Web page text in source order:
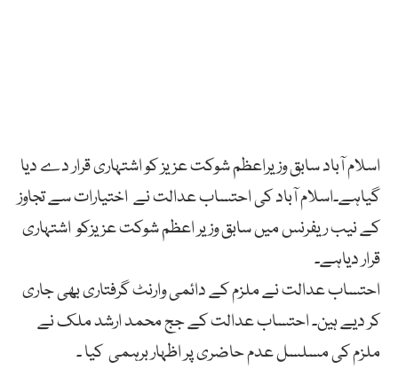
اسلام آباد سابق وزیراعظم شوکت عزیز کو اشتہاری قرار دے دیا
گیاہے۔اسلام آباد کی احتساب عدالت نے اختیارات سے تجاوز
کے نیب ریفرنس میں سابق وزیر اعظم شوکت عزیزکو اشتہاری
قرار دیاہے۔
احتساب عدالت نے ملزم کے دائمی وارنٹ گرفتاری بھی جاری
کر دیے ہین۔ احتساب عدالت کے جج محمد ارشد ملک نے
ملزم کی مسلسل عدم حاضری پر اظہار برہمی کیا ۔